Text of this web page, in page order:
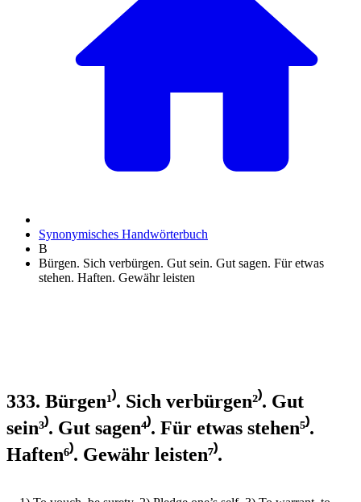
Synonymisches Handwörterbuch
B
Bürgen. Sich verbürgen. Gut sein. Gut sagen. Für etwas
stehen. Haften. Gewähr leisten
333. Bürgen¹⁾. Sich verbürgen²⁾. Gut
sein³⁾. Gut sagen⁴⁾. Für etwas stehen⁵⁾.
Haften⁶⁾. Gewähr leisten⁷⁾.